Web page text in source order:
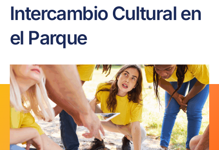
Intercambio Cultural en
el Parque